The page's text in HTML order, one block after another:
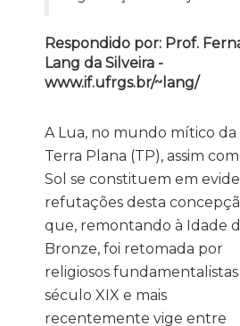
Respondido por: Prof.
Lang da Silveira -
www.if.ufrgs.br/~lang/
A Lua, no mundo mítico da
Terra Plana (TP), assim
Sol se constituem em
refutações desta
que, remontando à Idade
Bronze, foi retomada por
religiosos
século XIX e mais
recentemente vige entre